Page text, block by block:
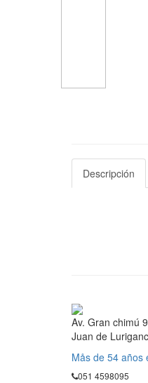
Descripción
Av. Gran chimú
Juan de
Mås de 54 años
051 4598095